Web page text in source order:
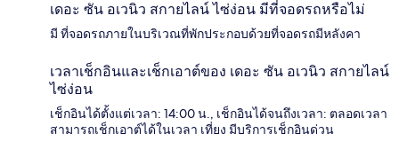
เดอะ ซัน อเวนิว สกายไลน์ ไซ่ง่อน มีที่จอดรถหรือไม่
มี ที่จอดรถภายในบริเวณที่พักประกอบด้วยที่จอดรถมีหลังคา
เวลาเช็กอินและเช็กเอาต์ของ เดอะ ซัน อเวนิว สกายไลน์
ไซ่ง่อน
เช็กอินได้ตั้งแต่เวลา: 14:00 น., เช็กอินได้จนถึงเวลา: ตลอดเวลา
สามารถเช็กเอาต์ได้ในเวลา เที่ยง มีบริการเช็กอินด่วน